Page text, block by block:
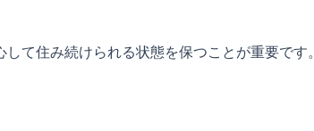
て住み続けられる状態を保つことが重要です。